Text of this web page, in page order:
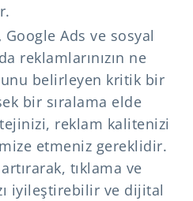
Google Ads ve sosyal
reklamlarınızın ne
belirleyen kritik bir
bir sıralama elde
reklam kalitenizi
etmeniz gereklidir.
tıklama ve
iyileştirebilir ve dijital